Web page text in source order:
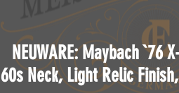
NEUWARE: Maybach`76
60s Neck, Light Relic